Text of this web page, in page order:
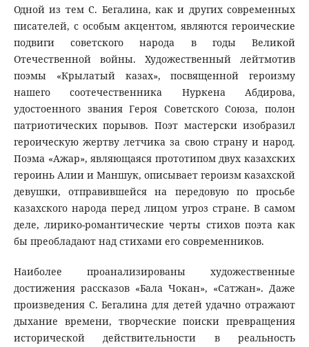
Одной из тем С. Бегалина, как и других современных
писателей, с особым акцентом, являются героические
подвиги советского народа в годы Великой
Отечественной войны. Художественный лейтмотив
поэмы «Крылатый казах», посвященной героизму
нашего соотечественника Нуркена Абдирова,
удостоенного звания Героя Советского Союза, полон
патриотических порывов. Поэт мастерски изобразил
героическую жертву летчика за свою страну и народ.
Поэма «Ажар», являющаяся прототипом двух казахских
героинь Алии и Маншук, описывает героизм казахской
девушки, отправившейся на передовую по просьбе
казахского народа перед лицом угроз стране. В самом
деле, лирико-романтические черты стихов поэта как
бы преобладают над стихами его современников.
Наиболее проанализированы художественные
достижения рассказов «Бала Чокан», «Сатжан». Даже
произведения С. Бегалина для детей удачно отражают
дыхание времени, творческие поиски превращения
исторической действительности в реальность